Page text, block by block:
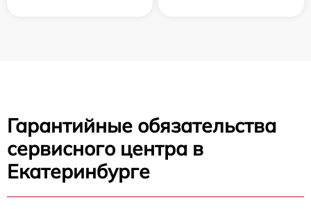
Гарантийные обязательства
сервисного центра в
Екатеринбурге